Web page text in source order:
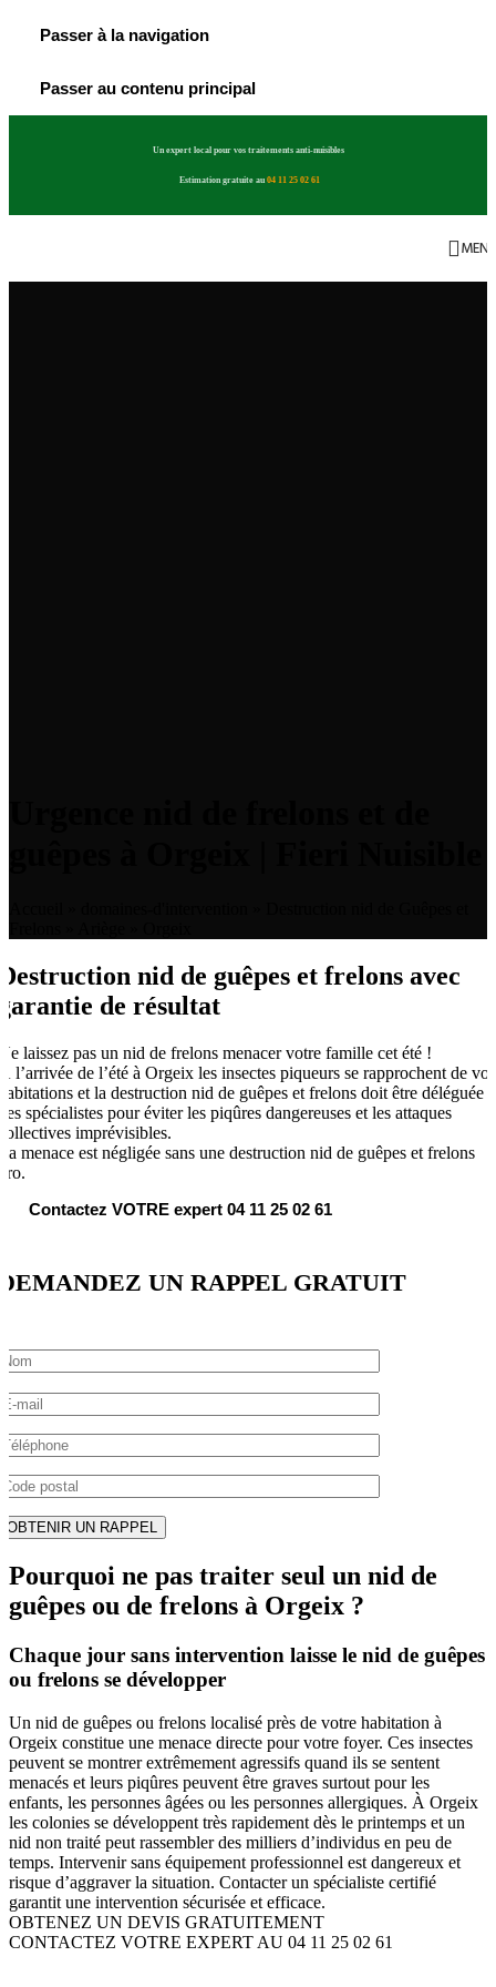
Passer à la navigation
Passer au contenu principal
Un expert local pour vos traitements anti-nuisibles
Estimation gratuite au 04 11 25 02 61
nid de guêpes et frelons avec
de résultat
laissez pas un nid de frelons menacer votre famille cet été !
l’arrivée de l’été à Orgeix les insectes piqueurs se rapprochent de vos
et la destruction nid de guêpes et frelons doit être déléguée à
spécialistes pour éviter les piqûres dangereuses et les attaques
imprévisibles.
menace est négligée sans une destruction nid de guêpes et frelons
Contactez VOTRE expert 04 11 25 02 61
UN RAPPEL GRATUIT
Pourquoi ne pas traiter seul un nid de
guêpes ou de frelons à Orgeix ?
Chaque jour sans intervention laisse le nid de guêpes
ou frelons se développer
Un nid de guêpes ou frelons localisé près de votre habitation à
Orgeix constitue une menace directe pour votre foyer. Ces insectes
peuvent se montrer extrêmement agressifs quand ils se sentent
menacés et leurs piqûres peuvent être graves surtout pour les
enfants, les personnes âgées ou les personnes allergiques. À Orgeix
les colonies se développent très rapidement dès le printemps et un
nid non traité peut rassembler des milliers d’individus en peu de
temps. Intervenir sans équipement professionnel est dangereux et
risque d’aggraver la situation. Contacter un spécialiste certifié
garantit une intervention sécurisée et efficace.
OBTENEZ UN DEVIS GRATUITEMENT
CONTACTEZ VOTRE EXPERT AU 04 11 25 02 61